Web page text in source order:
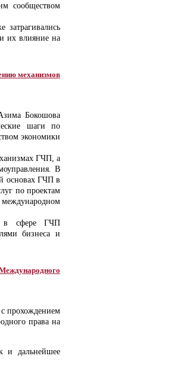
сообществом
затрагивались
их влияние на
механизмов
Бокошова
шаги по
экономики
ГЧП, а
В
основах ГЧП в
по проектам
в сфере ГЧП
бизнеса и
с прохождением
права на
и дальнейшее